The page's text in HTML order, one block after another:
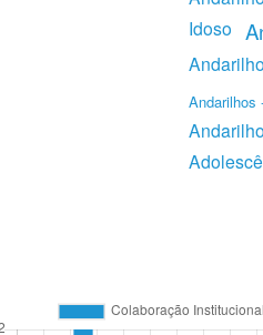
Idoso
Andarilhos